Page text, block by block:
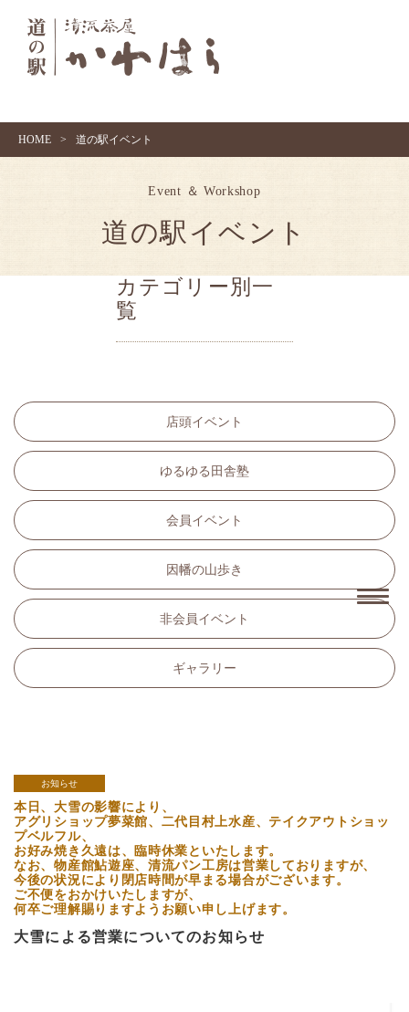
HOME > 道の駅イベント
Event ＆ Workshop
道の駅イベント
カテゴリー別一
覧
店頭イベント
ゆるゆる田舎塾
会員イベント
因幡の山歩き
非会員イベント
ギャラリー
お知らせ
本日、大雪の影響により、
アグリショップ夢菜館、二代目村上水産、テイクアウトショッ
プベルフル、
お好み焼き久遠は、臨時休業 といたします。
なお、物産館鮎遊座、清流パン工房は営業しておりますが、
今後の状況により閉店時間が早まる場合がございます。
ご不便をおかけいたしますが、
何卒ご理解賜りますようお願い申し上げます。
大雪による営業についてのお知らせ